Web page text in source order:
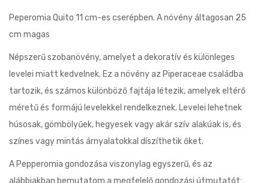
Peperomia Quito 11 cm-es cserépben. A növény áltagosan 25
cm magas
Népszerű szobanövény, amelyet a dekoratív és különleges
levelei miatt kedvelnek. Ez a növény az Piperaceae családba
tartozik, és számos különböző fajtája létezik, amelyek eltérő
méretű és formájú levelekkel rendelkeznek. Levelei lehetnek
húsosak, gömbölyűek, hegyesek vagy akár szív alakúak is, és
színes vagy mintás árnyalatokkal díszíthetik őket.
A Pepperomia gondozása viszonylag egyszerű, és az
alábbiakban bemutatom a megfelelő gondozási útmutatót: